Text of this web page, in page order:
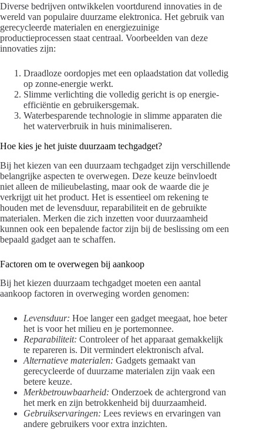
Diverse bedrijven ontwikkelen voortdurend innovaties in de
wereld van populaire duurzame elektronica. Het gebruik van
gerecycleerde materialen en energiezuinige
productieprocessen staat centraal. Voorbeelden van deze
innovaties zijn:
Draadloze oordopjes met een oplaadstation dat volledig
op zonne-energie werkt.
Slimme verlichting die volledig gericht is op energie-
efficiëntie en gebruikersgemak.
Waterbesparende technologie in slimme apparaten die
het waterverbruik in huis minimaliseren.
Hoe kies je het juiste duurzaam techgadget?
Bij het kiezen van een duurzaam techgadget zijn verschillende
belangrijke aspecten te overwegen. Deze keuze beïnvloedt
niet alleen de milieubelasting, maar ook de waarde die je
verkrijgt uit het product. Het is essentieel om rekening te
houden met de levensduur, reparabiliteit en de gebruikte
materialen. Merken die zich inzetten voor duurzaamheid
kunnen ook een bepalende factor zijn bij de beslissing om een
bepaald gadget aan te schaffen.
Factoren om te overwegen bij aankoop
Bij het kiezen duurzaam techgadget moeten een aantal
aankoop factoren in overweging worden genomen:
Levensduur: Hoe langer een gadget meegaat, hoe beter
het is voor het milieu en je portemonnee.
Reparabiliteit: Controleer of het apparaat gemakkelijk
te repareren is. Dit vermindert elektronisch afval.
Alternatieve materialen: Gadgets gemaakt van
gerecycleerde of duurzame materialen zijn vaak een
betere keuze.
Merkbetrouwbaarheid: Onderzoek de achtergrond van
het merk en zijn betrokkenheid bij duurzaamheid.
Gebruikservaringen: Lees reviews en ervaringen van
andere gebruikers voor extra inzichten.